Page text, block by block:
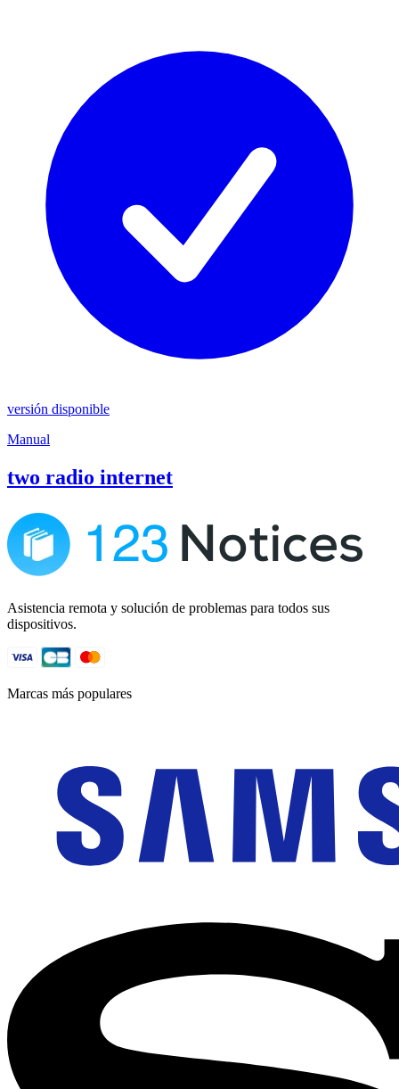
versión disponible
Manual
two radio internet
Asistencia remota y solución de problemas para todos sus
dispositivos.
Marcas más populares